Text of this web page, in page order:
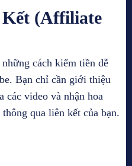
(Affiliate
cách kiếm tiền dễ
Bạn chỉ cần giới thiệu
các video và nhận hoa
qua liên kết của bạn.